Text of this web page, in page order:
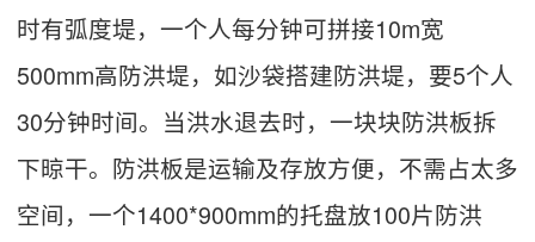
时有弧度堤，一个人每分钟可拼接10m宽
500mm高防洪堤，如沙袋搭建防洪堤，要5个人
30分钟时间。当洪水退去时，一块块防洪板拆
下晾干。防洪板是运输及存放方便，不需占太多
空间，一个1400*900mm的托盘放100片防洪